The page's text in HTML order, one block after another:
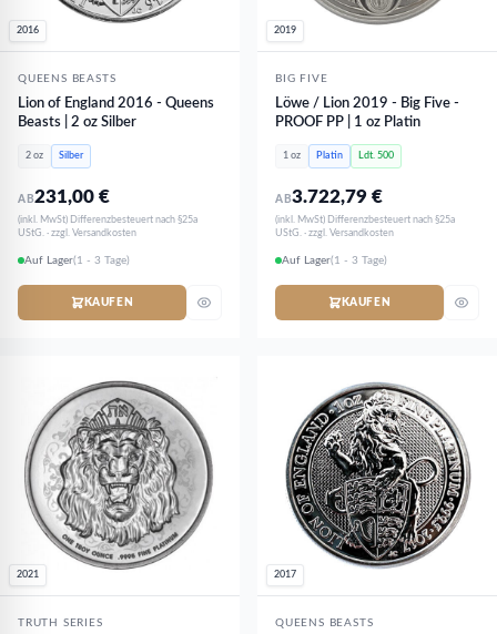
2016
QUEENS BEASTS
Lion of England 2016 - Queens
Beasts | 2 oz Silber
2 oz Silber
AB231,00€
(inkl. MwSt) Differenzbesteuert nach §25a
UStG. · zzgl. Versandkosten
Auf Lager(1 - 3 Tage)
KAUFEN
2019
BIG FIVE
Löwe / Lion 2019 - Big Five -
PROOF PP | 1 oz Platin
1 oz Platin Ldt. 500
AB3.722,79€
(inkl. MwSt) Differenzbesteuert nach §25a
UStG. · zzgl. Versandkosten
Auf Lager(1 - 3 Tage)
KAUFEN
2021
TRUTH SERIES
2017
QUEENS BEASTS